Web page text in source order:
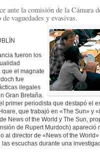
ante la comisión de la Cámara
vaguedades y evasivas.
fueron los
el magnate
fue
ilegales
Gran Bretaña.
primer periodista que destapó el
que trabajó en «The Sun» y
News of the World y The Sun,
de Rupert Murdoch) apareció
al director de «News of the
escuchas durante una